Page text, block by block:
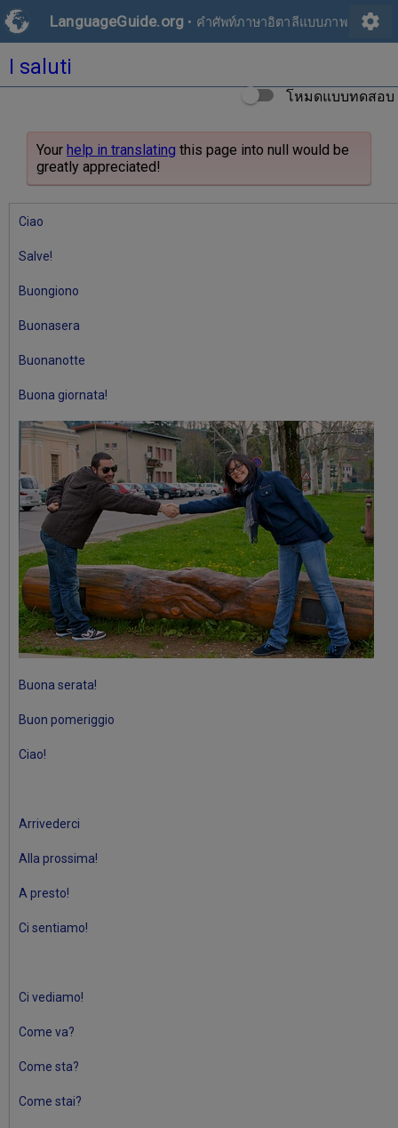
LanguageGuide.org • คำศัพท์ภาษาอิตาลีแบบภาพ settings
I saluti
โหมดแบบทดสอบ
Your help in translating this page into null would be
greatly appreciated!
Ciao
Salve!
Buongiono
Buonasera
Buonanotte
Buona giornata!
Buona serata!
Buon pomeriggio
Ciao!
Arrivederci
Alla prossima!
A presto!
Ci sentiamo!
Ci vediamo!
Come va?
Come sta?
Come stai?